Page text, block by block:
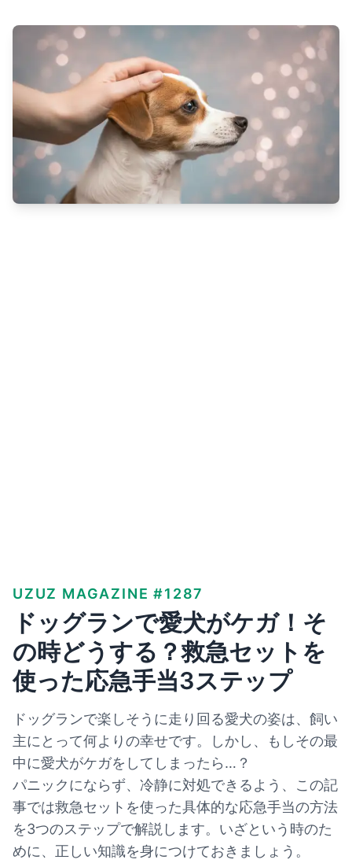
UZUZ MAGAZINE #1287
ドッグランで愛犬がケガ！そ
の時どうする？救急セットを
使った応急手当3ステップ
ドッグランで楽しそうに走り回る愛犬の姿は、飼い
主にとって何よりの幸せです。しかし、もしその最
中に愛犬がケガをしてしまったら…？
パニックにならず、冷静に対処できるよう、この記
事では救急セットを使った具体的な応急手当の方法
を3つのステップで解説します。いざという時のた
めに、正しい知識を身につけておきましょう。